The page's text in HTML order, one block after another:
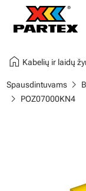
home Kabelių ir laidų
Spausdintuvamschevron_right
chevron_right POZ07000KN4